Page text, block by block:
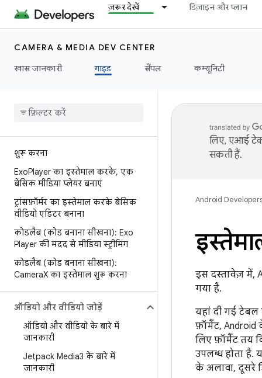
ज़रूर देखें डिज़ाइन और प्लान
CAMERA & MEDIA DEV CENTER
खास जानकारी
गाइड सैंपल कम्यूनिटी
शुरू करना
ExoPlayer का इस्तेमाल करके, एक
बेसिक मीडिया प्लेयर बनाएं
ट्रांसफ़ॉर्मर का इस्तेमाल करके बेसिक
वीडियो एडिटर बनाना
कोडलैब (कोड बनाना सीखना): Exo
Player की मदद से मीडिया स्ट्रीमिंग
कोडलैब (कोड बनाना सीखना):
CameraX का इस्तेमाल शुरू करना
ऑडियो और वीडियो जोड़ें
ऑडियो और वीडियो के बारे में
जानकारी
Jetpack Media3 के बारे में
जानकारी
लिए, एआई
सकती हैं.
Android
इस दस्तावेज़ में,
गया है.
यहां दी गई टेबल
फ़ॉर्मैट,
लिए फ़ॉर्मैट तय
उपलब्ध होता है.
के अलावा, दूसरे